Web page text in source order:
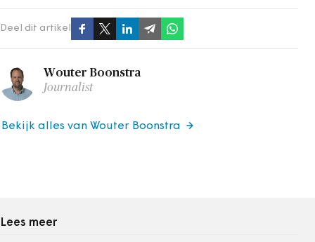
Deel dit artikel
Wouter Boonstra
Journalist
Bekijk alles van Wouter Boonstra
Lees meer